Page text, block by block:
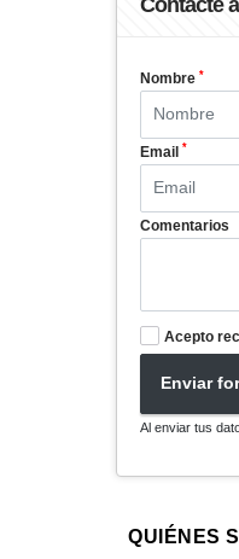
Contacte
Nombre *
Email *
Comentarios
Acepto
Enviar
Al enviar tus
QUIÉNES